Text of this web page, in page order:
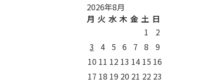
2026年8月
月 火 水 木 金 土 日
1
2
3 4 5 6 7 8
9
10 11 12 13 14 15 16
17 18 19 20 21 22 23